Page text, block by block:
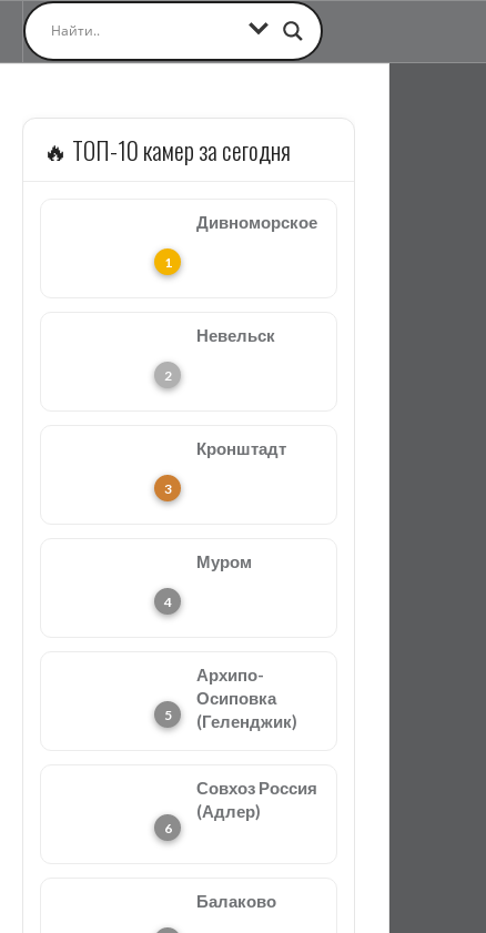
🔥 ТОП-10 камер за сегодня
Дивноморское
Невельск
Кронштадт
Муром
Архипо-
Осиповка
(Геленджик)
Совхоз Россия
(Адлер)
Балаково